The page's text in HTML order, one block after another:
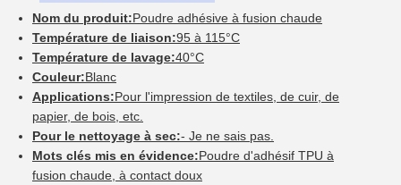
Nom du produit:Poudre adhésive à fusion chaude
Température de liaison:95 à 115°C
Température de lavage:40°C
Couleur:Blanc
Applications:Pour l'impression de textiles, de cuir, de
papier, de bois, etc.
Pour le nettoyage à sec:- Je ne sais pas.
Mots clés mis en évidence:Poudre d'adhésif TPU à
fusion chaude, à contact doux